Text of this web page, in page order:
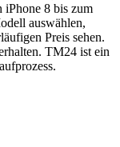
iPhone 8 bis zum
auswählen,
Preis sehen.
TM24 ist ein